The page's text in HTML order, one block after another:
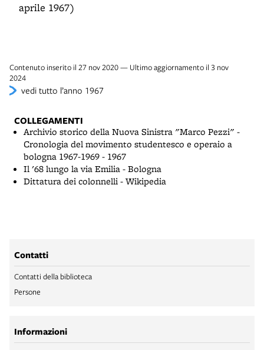
aprile 1967)
Contenuto inserito il 27 nov 2020 — Ultimo aggiornamento il 3 nov
2024
vedi tutto l’anno 1967
COLLEGAMENTI
Archivio storico della Nuova Sinistra "Marco Pezzi" -
Cronologia del movimento studentesco e operaio a
bologna 1967-1969 - 1967
Il '68 lungo la via Emilia - Bologna
Dittatura dei colonnelli - Wikipedia
Contatti
Contatti della biblioteca
Persone
Informazioni